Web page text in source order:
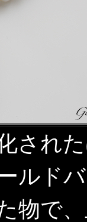
され
ルド
物で